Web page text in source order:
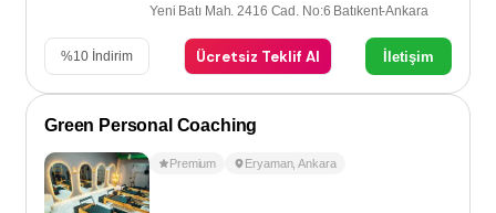
Yeni Batı Mah. 2416 Cad. No:6 Batıkent-Ankara
%10 İndirim Ücretsiz Teklif Al İletişim
Green Personal Coaching
Premium Eryaman,Ankara